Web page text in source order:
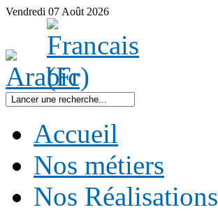
Vendredi 07 Août 2026
Accueil
Nos métiers
Nos Réalisations